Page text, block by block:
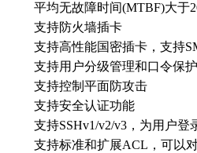
平均无故障时间(MTBF)大于
支持防火墙插卡
支持高性能国密插卡，支持
支持用户分级管理和口令保
支持控制平面防攻击
支持安全认证功能
支持SSHv1/v2/v3，为用户登
支持标准和扩展ACL，可以